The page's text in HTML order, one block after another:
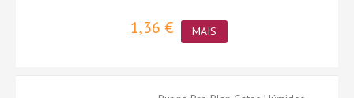
1,36 € MAIS